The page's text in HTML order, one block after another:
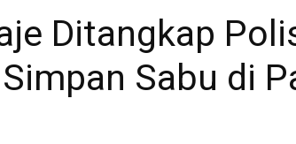
Ditangkap
Sabu di